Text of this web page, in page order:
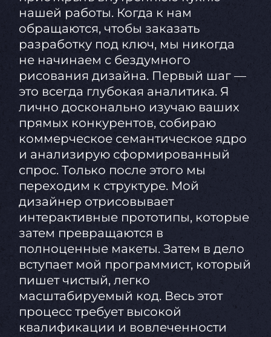
нашей работы. Когда к нам
обращаются, чтобы заказать
разработку под ключ, мы никогда
не начинаем с бездумного
рисования дизайна. Первый шаг —
это всегда глубокая аналитика. Я
лично досконально изучаю ваших
прямых конкурентов, собираю
коммерческое семантическое ядро
и анализирую сформированный
спрос. Только после этого мы
переходим к структуре. Мой
дизайнер отрисовывает
интерактивные прототипы, которые
затем превращаются в
полноценные макеты. Затем в дело
вступает мой программист, который
пишет чистый, легко
масштабируемый код. Весь этот
процесс требует высокой
квалификации и вовлеченности